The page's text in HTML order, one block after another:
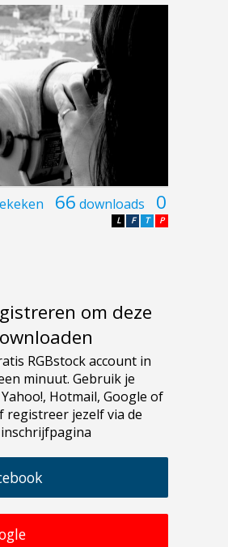
66 downloads 0
P
T
F
L
om deze